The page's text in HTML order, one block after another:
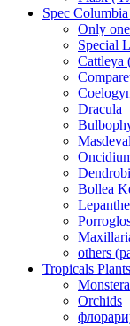
Spec
Only
Special
Cattleya
Dracula
Bollea
others
Tropicals
Orchids